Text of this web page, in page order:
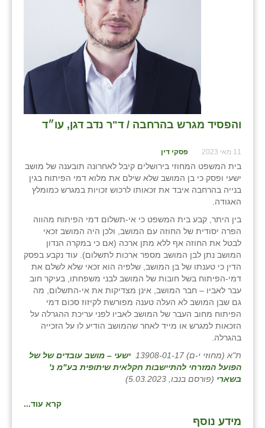
והפסיד מגרש בהרחבה / ד"ר נדב דגן, עו״ד
11 מאי 2023 פסקי דין
בית המשפט המחוזי בירושלים קיבל לאחרונה תובענה של מושב
ישעי ופסק כי בן המושב שלא שילם את מלוא דמי הפיתוח בגין
בנייה בהרחבה איבד את זכאותו לרכוש זכויות במגרש כמומלץ
האגודה.
בין היתר, קבע בית המשפט כי אי-תשלום דמי הפיתוח מהווה
הפרה יסודית של החוזה עם המושב, ולכן היה המושב זכאי
לבטל את החוזה אף ללא מתן ארכה (אם כי במקרה הנדון
המושב נתן לבן המושב מספר ארכות לתשלום). עוד נקבע בפסק
הדין כי טענתו של בן המושב, שלפיה הוא זכאי שלא לשלם את
דמי-הפיתוח בשל חובות של המושב לבני משפחתו, בעיקר חוב
עבר לאביו – חבר המושב, אינן מצדיקות את אי-התשלום, מה
גם שבן המושב לא העלה טענה מפורשת לקיזוז סכום דמי
הפיתוח מחוב העבר של המושב לאביו לפני עריכת ההגרלה על
הזכאות למגרש או מייד לאחר שהמושב הודיע לו על הזכייה
בהגרלה.
ת"א (מחוזי י-ם) 13908-01-17
ישעי – מושב עובדים של של
הפועל המזרחי להתיישבות חקלאית שיתופית בע"מ נ'
בשארי (פורסם בנבו, 5.03.2023)
קרא עוד...
מידע נוסף
גני עם
גני יהודה
גנות
ורד יריחו
דקל
זוהר
הדר עם
חבצלת השרון
חרב לאת
יקנעם